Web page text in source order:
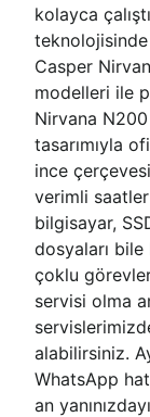
kolayca
Casper
modelleri ile
Nirvana
tasarımıyla
ince
verimli
bilgisayar,
dosyaları
çoklu
servisi olma
alabilirsiniz.
WhatsApp
an